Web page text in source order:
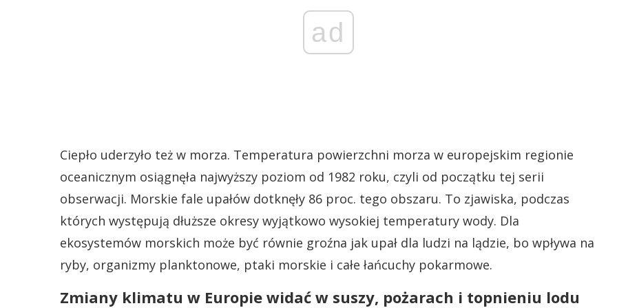
ad
Ciepło uderzyło też w morza. Temperatura powierzchni morza w europejskim regionie
oceanicznym osiągnęła najwyższy poziom od 1982 roku, czyli od początku tej serii
obserwacji. Morskie fale upałów dotknęły 86 proc. tego obszaru. To zjawiska, podczas
których występują dłuższe okresy wyjątkowo wysokiej temperatury wody. Dla
ekosystemów morskich może być równie groźna jak upał dla ludzi na lądzie, bo wpływa na
ryby, organizmy planktonowe, ptaki morskie i całe łańcuchy pokarmowe.
Zmiany klimatu w Europie widać w suszy, pożarach i topnieniu lodu